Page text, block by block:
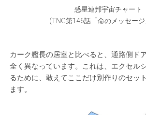
惑星連邦宇宙チャート
(TNG第146話「命のメッセー
カーク艦長の居室と比べると、通路側ド
全く異なっています。これは、エクセル
るために、敢えてここだけ別作りのセッ
ます。